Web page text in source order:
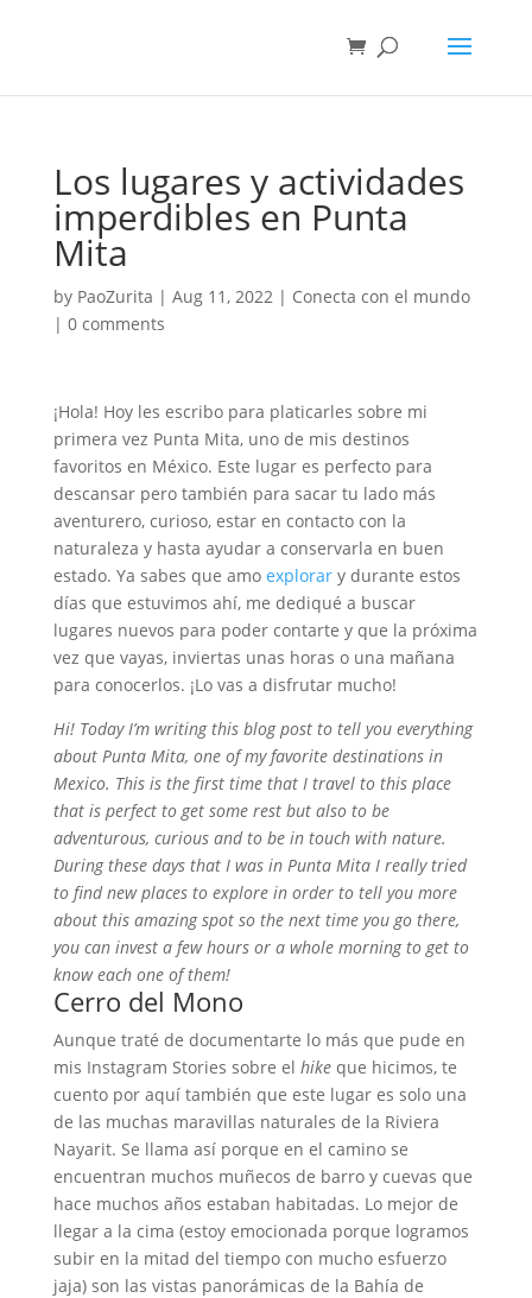
Los lugares y actividades
imperdibles en Punta
Mita
by PaoZurita | Aug 11, 2022| Conecta con el mundo
| 0 comments
¡Hola! Hoy les escribo para platicarles sobre mi
primera vez Punta Mita, uno de mis destinos
favoritos en México. Este lugar es perfecto para
descansar pero también para sacar tu lado más
aventurero, curioso, estar en contacto con la
naturaleza y hasta ayudar a conservarla en buen
estado. Ya sabes que amo explorary durante estos
días que estuvimos ahí, me dediqué a buscar
lugares nuevos para poder contarte y que la próxima
vez que vayas, inviertas unas horas o una mañana
para conocerlos. ¡Lo vas a disfrutar mucho!
Hi! Today I’m writing this blog post to tell you everything
about Punta Mita, one of my favorite destinations in
Mexico. This is the first time that I travel to this place
that is perfect to get some rest but also to be
adventurous, curious and to be in touch with nature.
During these days that I was in Punta Mita I really tried
to find new places to explore in order to tell you more
about this amazing spot so the next time you go there,
you can invest a few hours or a whole morning to get to
know each one of them!
Cerro del Mono
Aunque traté de documentarte lo más que pude en
mis Instagram Stories sobre el hikeque hicimos, te
cuento por aquí también que este lugar es solo una
de las muchas maravillas naturales de la Riviera
Nayarit. Se llama así porque en el camino se
encuentran muchos muñecos de barro y cuevas que
hace muchos años estaban habitadas. Lo mejor de
llegar a la cima (estoy emocionada porque logramos
subir en la mitad del tiempo con mucho esfuerzo
jaja) son las vistas panorámicas de la Bahía de